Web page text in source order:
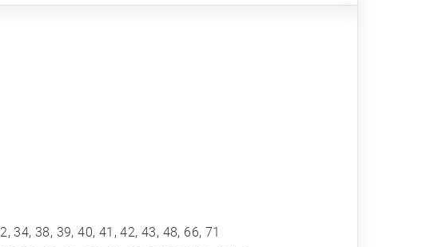
34, 38, 39, 40, 41, 42, 43, 48, 66, 71